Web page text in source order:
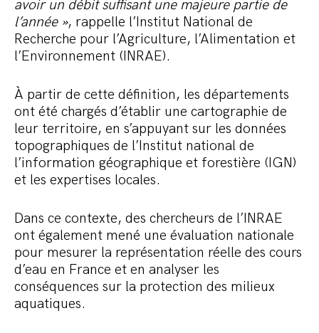
avoir un débit suffisant une majeure partie de
l’année », rappelle l’Institut National de
Recherche pour l’Agriculture, l’Alimentation et
l’Environnement (INRAE).
À partir de cette définition, les départements
ont été chargés d’établir une cartographie de
leur territoire, en s’appuyant sur les données
topographiques de l’Institut national de
l’information géographique et forestière (IGN)
et les expertises locales.
Dans ce contexte, des chercheurs de l’INRAE
ont également mené une évaluation nationale
pour mesurer la représentation réelle des cours
d’eau en France et en analyser les
conséquences sur la protection des milieux
aquatiques.